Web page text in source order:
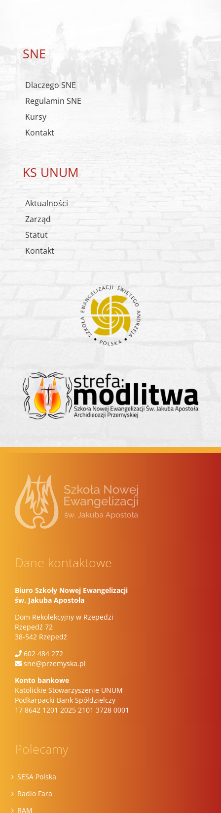
SNE
Dlaczego SNE
Regulamin SNE
Kursy
Kontakt
KS UNUM
Aktualności
Zarząd
Statut
Kontakt
Dane kontaktowe
Biuro Szkoły Nowej Ewangelizacji
św. Jakuba Apostoła
Dom Rekolekcyjny w Rzepedzi
Rzepedź 72
38-542 Rzepedź
602 484 272
sne@przemyska.pl
Konto bankowe
Katolickie Stowarzyszenie UNUM
Podkarpacki Bank Spółdzielczy
17 8642 1201 2025 2101 3728 0001
Polecamy
SESA Polska
Radio Fara
RAM